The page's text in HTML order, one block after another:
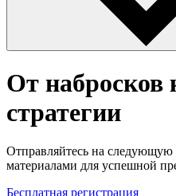
От набросков
стратегии
Отправляйтесь на следующую
материалами для успешной
Бесплатная регистрация